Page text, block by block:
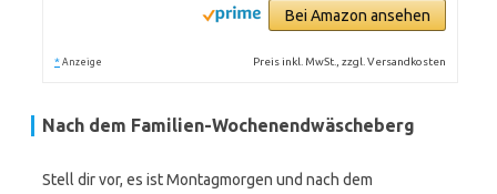
Bei Amazon ansehen
* Anzeige Preis inkl. MwSt., zzgl. Versandkosten
Nach dem Familien-Wochenendwäscheberg
Stell dir vor, es ist Montagmorgen und nach dem